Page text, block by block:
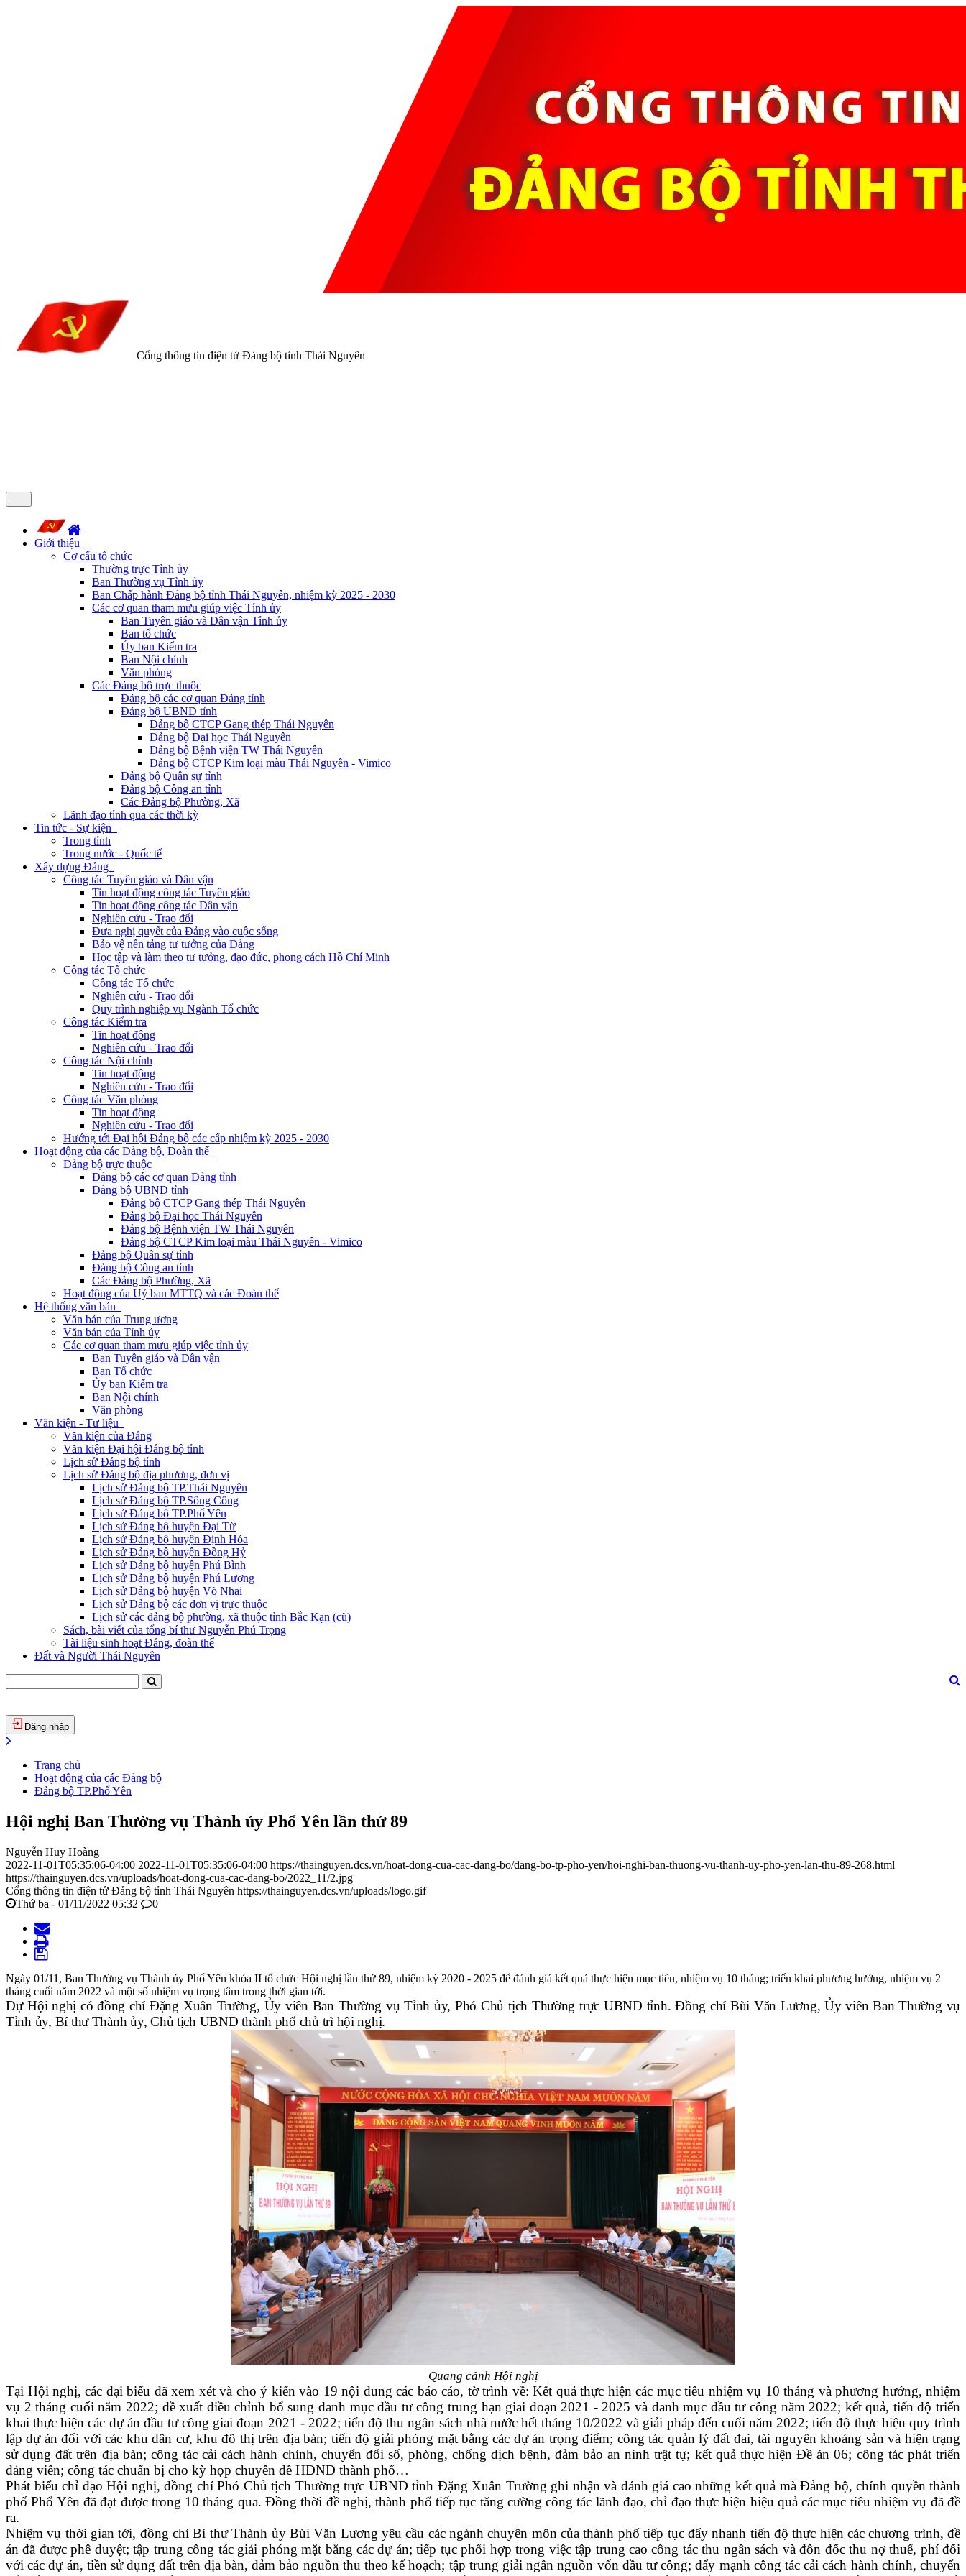
Cổng thông tin điện tử Đảng bộ tỉnh Thái Nguyên
Giới thiệu
Cơ cấu tổ chức
Thường trực Tỉnh ủy
Ban Thường vụ Tỉnh ủy
Ban Chấp hành Đảng bộ tỉnh Thái Nguyên, nhiệm kỳ 2025 - 2030
Các cơ quan tham mưu giúp việc Tỉnh ủy
Ban Tuyên giáo và Dân vận Tỉnh ủy
Ban tổ chức
Ủy ban Kiểm tra
Ban Nội chính
Văn phòng
Các Đảng bộ trực thuộc
Đảng bộ các cơ quan Đảng tỉnh
Đảng bộ UBND tỉnh
Đảng bộ CTCP Gang thép Thái Nguyên
Đảng bộ Đại học Thái Nguyên
Đảng bộ Bệnh viện TW Thái Nguyên
Đảng bộ CTCP Kim loại màu Thái Nguyên - Vimico
Đảng bộ Quân sự tỉnh
Đảng bộ Công an tỉnh
Các Đảng bộ Phường, Xã
Lãnh đạo tỉnh qua các thời kỳ
Tin tức - Sự kiện
Trong tỉnh
Trong nước - Quốc tế
Xây dựng Đảng
Công tác Tuyên giáo và Dân vận
Tin hoạt động công tác Tuyên giáo
Tin hoạt động công tác Dân vận
Nghiên cứu - Trao đổi
Đưa nghị quyết của Đảng vào cuộc sống
Bảo vệ nền tảng tư tưởng của Đảng
Học tập và làm theo tư tưởng, đạo đức, phong cách Hồ Chí Minh
Công tác Tổ chức
Công tác Tổ chức
Nghiên cứu - Trao đổi
Quy trình nghiệp vụ Ngành Tổ chức
Công tác Kiểm tra
Tin hoạt động
Nghiên cứu - Trao đổi
Công tác Nội chính
Tin hoạt động
Nghiên cứu - Trao đổi
Công tác Văn phòng
Tin hoạt động
Nghiên cứu - Trao đổi
Hướng tới Đại hội Đảng bộ các cấp nhiệm kỳ 2025 - 2030
Hoạt động của các Đảng bộ, Đoàn thể
Đảng bộ trực thuộc
Đảng bộ các cơ quan Đảng tỉnh
Đảng bộ UBND tỉnh
Đảng bộ CTCP Gang thép Thái Nguyên
Đảng bộ Đại học Thái Nguyên
Đảng bộ Bệnh viện TW Thái Nguyên
Đảng bộ CTCP Kim loại màu Thái Nguyên - Vimico
Đảng bộ Quân sự tỉnh
Đảng bộ Công an tỉnh
Các Đảng bộ Phường, Xã
Hoạt động của Uỷ ban MTTQ và các Đoàn thể
Hệ thống văn bản
Văn bản của Trung ương
Văn bản của Tỉnh ủy
Các cơ quan tham mưu giúp việc tỉnh ủy
Ban Tuyên giáo và Dân vận
Ban Tổ chức
Ủy ban Kiểm tra
Ban Nội chính
Văn phòng
Văn kiện - Tư liệu
Văn kiện của Đảng
Văn kiện Đại hội Đảng bộ tỉnh
Lịch sử Đảng bộ tỉnh
Lịch sử Đảng bộ địa phương, đơn vị
Lịch sử Đảng bộ TP.Thái Nguyên
Lịch sử Đảng bộ TP.Sông Công
Lịch sử Đảng bộ TP.Phổ Yên
Lịch sử Đảng bộ huyện Đại Từ
Lịch sử Đảng bộ huyện Định Hóa
Lịch sử Đảng bộ huyện Đồng Hỷ
Lịch sử Đảng bộ huyện Phú Bình
Lịch sử Đảng bộ huyện Phú Lương
Lịch sử Đảng bộ huyện Võ Nhai
Lịch sử Đảng bộ các đơn vị trực thuộc
Lịch sử các đảng bộ phường, xã thuộc tỉnh Bắc Kạn (cũ)
Sách, bài viết của tổng bí thư Nguyễn Phú Trọng
Tài liệu sinh hoạt Đảng, đoàn thể
Đất và Người Thái Nguyên
Đăng nhập
Trang chủ
Hoạt động của các Đảng bộ
Đảng bộ TP.Phổ Yên
Hội nghị Ban Thường vụ Thành ủy Phổ Yên lần thứ 89
Nguyễn Huy Hoàng
2022-11-01T05:35:06-04:00 2022-11-01T05:35:06-04:00 https://thainguyen.dcs.vn/hoat-dong-cua-cac-dang-bo/dang-bo-tp-pho-yen/hoi-nghi-ban-thuong-vu-thanh-uy-pho-yen-lan-thu-89-268.html
https://thainguyen.dcs.vn/uploads/hoat-dong-cua-cac-dang-bo/2022_11/2.jpg
Cổng thông tin điện tử Đảng bộ tỉnh Thái Nguyên https://thainguyen.dcs.vn/uploads/logo.gif
Thứ ba - 01/11/2022 05:32
0
Ngày 01/11, Ban Thường vụ Thành ủy Phổ Yên khóa II tổ chức Hội nghị lần thứ 89, nhiệm kỳ 2020 - 2025 để đánh giá kết quả thực hiện mục tiêu, nhiệm vụ 10 tháng; triển khai phương hướng, nhiệm vụ 2
tháng cuối năm 2022 và một số nhiệm vụ trọng tâm trong thời gian tới.
DựHội nghị có đồng chí Đặng Xuân Trường, Ủy viên Ban Thường vụ Tỉnh ủy, PhóChủ tịch Thường trực UBND tỉnh. Đồng chí Bùi Văn Lương, Ủy viên BanThường vụ
Tỉnh ủy, Bí thư Thành ủy, Chủ tịch UBND thành phố chủ trì hội nghị.
Quang cảnh Hội nghị
Tại Hội nghị, các đại biểu đã xem xétvà cho ý kiến vào 19 nội dung các báo cáo, tờ trình về: Kết quả thực hiện các mục tiêu nhiệm vụ 10 tháng vàphương hướng, nhiệm
vụ 2 tháng cuối năm 2022; đề xuất điều chỉnh bổ sung danh mục đầu tư công trung hạn giai đoạn 2021 - 2025 và danh mục đầu tư công năm 2022; kết quả, tiến độ triển
khai thực hiện các dự án đầu tư công giai đoạn 2021 - 2022; tiến độ thu ngân sách nhà nước hết tháng 10/2022 và giải pháp đến cuối năm 2022;tiến độ thực hiện quy trình
lập dự án đối với các khu dân cư,khu đô thị trên địa bàn; tiến độ giải phóng mặt bằng các dự án trọng điểm; công tác quản lý đất đai, tài nguyên khoáng sản và hiện trạng
sử dụng đất trên địa bàn; công táccải cách hành chính, chuyển đổi số, phòng, chống dịch bệnh, đảm bảoan ninh trật tự; kết quả thực hiện Đề án 06; công tác phát triển
đảng viên; công tác chuẩn bị cho kỳ họp chuyên đề HĐND thành phố…
Phát biểu chỉ đạo Hội nghị, đồng chí Phó Chủ tịch Thường trực UBND tỉnh Đặng Xuân Trường ghi nhận và đánh giá cao những kết quả mà Đảng bộ, chính quyền thành
phố Phổ Yên đã đạt được trong 10 tháng qua. Đồng thời đề nghị, thành phố tiếp tục tăng cường công tác lãnh đạo, chỉ đạo thực hiện hiệu quả các mục tiêu nhiệm vụ đã đề
ra.
Nhiệm vụ thời gian tới, đồng chí Bí thưThành ủy Bùi Văn Lương yêu cầu các ngành chuyên môn của thành phố tiếp tục đẩy nhanh tiến độ thực hiện các chương trình, đề
án đã được phê duyệt; tập trung công tác giải phóng mặt bằng các dự án; tiếp tục phối hợp trong việc tập trung cao công tác thu ngân sách và đôn đốc thu nợ thuế, phí đối
với các dự án, tiền sử dụng đất trên địa bàn, đảm bảo nguồn thu theo kế hoạch; tập trung giải ngân nguồn vốn đầu tư công; đẩy mạnh công tác cải cách hành chính, chuyển